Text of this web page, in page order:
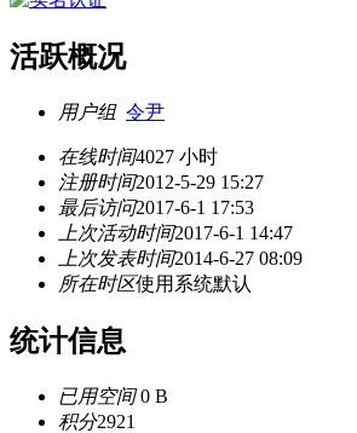
活跃概况
用户组 令尹
在线时间4027 小时
注册时间2012-5-29 15:27
最后访问2017-6-1 17:53
上次活动时间2017-6-1 14:47
上次发表时间2014-6-27 08:09
所在时区使用系统默认
统计信息
已用空间0 B
积分2921